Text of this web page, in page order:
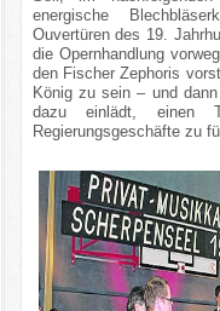
energische
Ouvertüren des 19.
die Opernhandlung
den Fischer Zephoris
König zu sein – und
dazu einlädt, einen
Regierungsgeschäfte zu